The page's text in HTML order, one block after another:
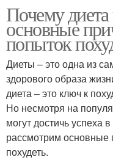
Почему диета
основные
попыток
Диеты – это одна из
здорового образа
диета – это ключ к
Но несмотря на
могут достичь успеха
рассмотрим основные
похудеть.